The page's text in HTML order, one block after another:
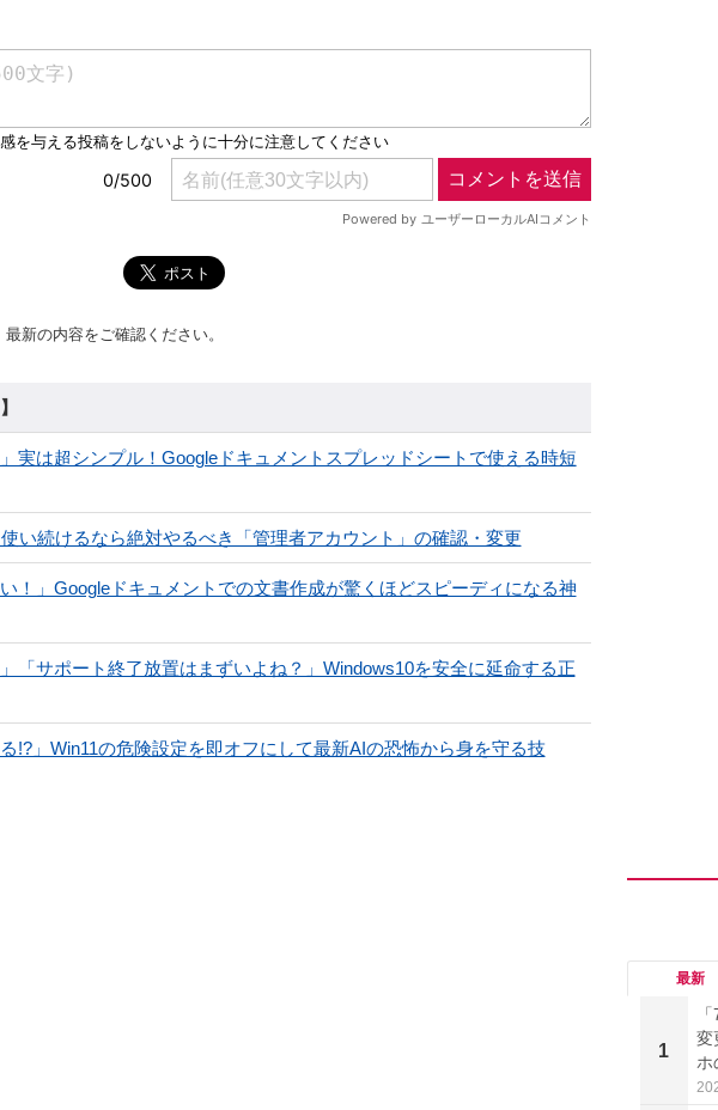
新の内容をご確認ください。
実は超シンプル！Googleドキュメントスプレッドシートで使える時短
い続けるなら絶対やるべき「管理者アカウント」の確認・変更
！」Googleドキュメントでの文書作成が驚くほどスピーディになる神
「サポート終了放置はまずいよね？」Windows10を安全に延命する正
!?」Win11の危険設定を即オフにして最新AIの恐怖から身を守る技
最新
1
変
ホ
消